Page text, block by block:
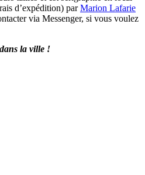
d’expédition) parMarion Lafarie
via Messenger, si vous voulez
la ville !